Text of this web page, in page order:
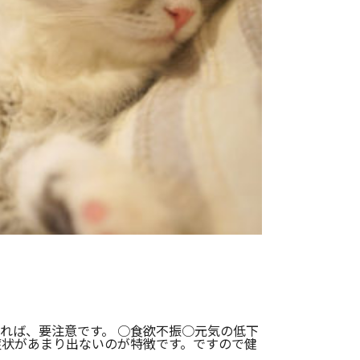
ば、要注意です。 ○食欲不振○元気の低下
あまり出ないのが特徴です。ですので健